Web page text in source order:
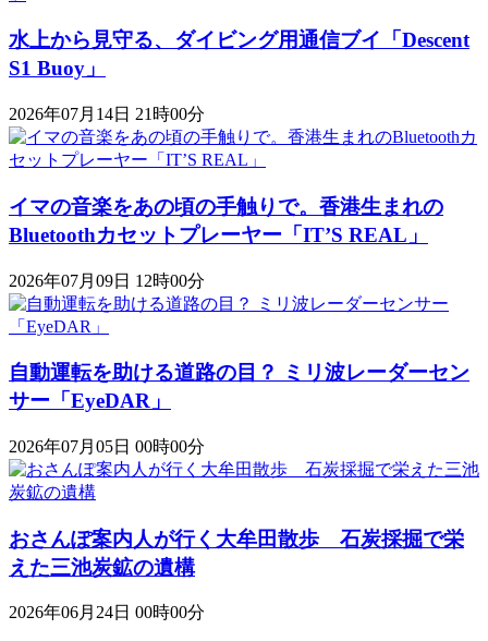
水上から見守る、ダイビング用通信ブイ「Descent
S1 Buoy​​」
2026年07月14日 21時00分
イマの音楽をあの頃の手触りで。香港生まれの
Bluetoothカセットプレーヤー「IT’S REAL」
2026年07月09日 12時00分
自動運転を助ける道路の目？ ミリ波レーダーセン
サー「EyeDAR」
2026年07月05日 00時00分
おさんぽ案内人が行く大牟田散歩 石炭採掘で栄
えた三池炭鉱の遺構
2026年06月24日 00時00分